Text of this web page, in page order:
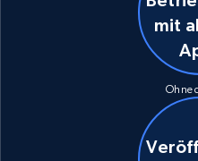
mit
Ohne